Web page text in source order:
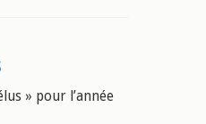
» pour l’année